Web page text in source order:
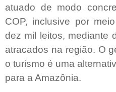
atuado de modo
COP, inclusive por
dez mil leitos, mediante
atracados na região. O
o turismo é uma
para a Amazônia.